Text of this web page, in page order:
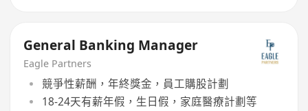
General Banking Manager
Eagle Partners
競爭性薪酬，年終獎金，員工購股計劃
18-24天有薪年假，生日假，家庭醫療計劃等